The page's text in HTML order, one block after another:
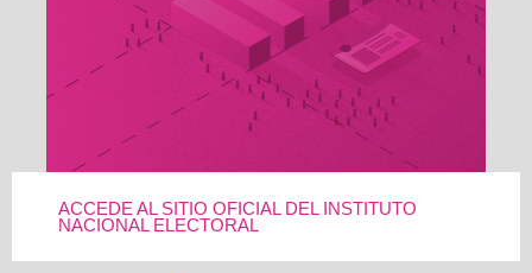
ACCEDE AL SITIO OFICIAL DEL INSTITUTO
NACIONAL ELECTORAL